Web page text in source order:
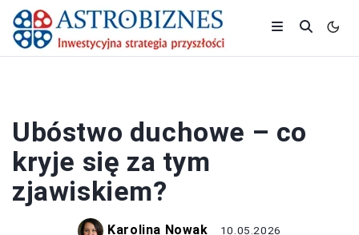
Ubóstwo duchowe – co
kryje się za tym
zjawiskiem?
Karolina Nowak 10.05.2026